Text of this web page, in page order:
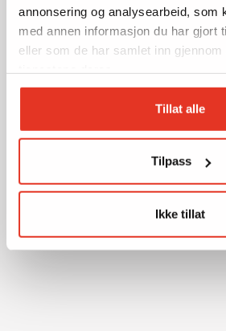
annonsering og analysearbeid, som
med annen informasjon du har gjort
eller som de har samlet inn gjennom
Tillat alle
Tilpass
Ikke tillat